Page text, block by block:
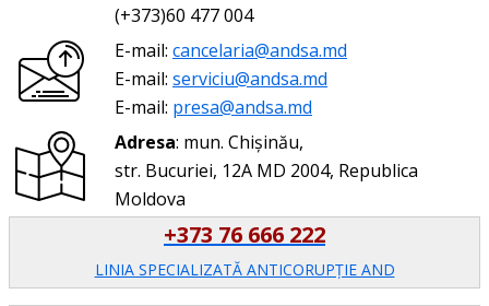
(+373)60 477 004
E-mail: cancelaria@andsa.md
E-mail: serviciu@andsa.md
E-mail: presa@andsa.md
Adresa: mun. Chișinău,
str. Bucuriei, 12A MD 2004, Republica
Moldova
+373 76 666 222
LINIA SPECIALIZATĂ ANTICORUPŢIE AND